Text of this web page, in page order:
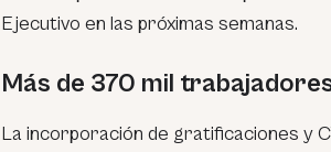
Ejecutivo en las próximas semanas.
Más de 370 mil
La incorporación de gratificaciones y